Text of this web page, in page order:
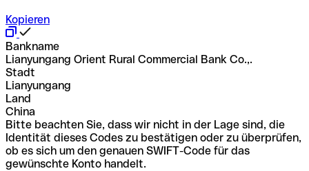
Kopieren
Bankname
Lianyungang Orient Rural Commercial Bank Co.,.
Stadt
Lianyungang
Land
China
Bitte beachten Sie, dass wir nicht in der Lage sind, die
Identität dieses Codes zu bestätigen oder zu überprüfen,
ob es sich um den genauen SWIFT-Code für das
gewünschte Konto handelt.